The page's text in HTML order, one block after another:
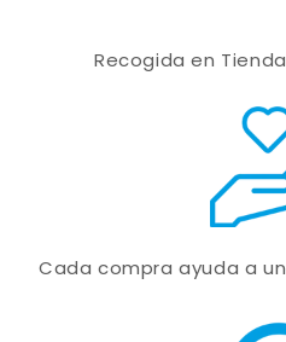
Recogida en
Cada compra ayuda a